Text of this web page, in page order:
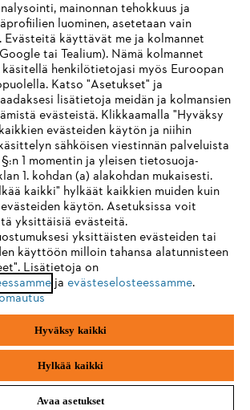
Tietosuojakäytäntö Impressum
Oikeudelliset tiedot
WIRD NICHT
den wir noch nicht unterstützen. Für
unserer Seite empfehlen wir Ihnen, zu
Browser zu wechseln:
Chrome
mainonnan tehokkuus ja
luominen, asetetaan vain
Evästeitä käyttävät me ja kolmannet
tai Tealium). Nämä kolmannet
henkilötietojasi myös Euroopan
Katso "Asetukset" ja
lisätietoja meidän ja kolmansien
evästeistä. Klikkaamalla "Hyväksy
evästeiden käytön ja niihin
sähköisen viestinnän palveluista
1 momentin ja yleisen tietosuoja-
1. kohdan (a) alakohdan mukaisesti.
kaikki" hylkäät kaikkien muiden kuin
käytön. Asetuksissa voit
yksittäisiä evästeitä.
yksittäisten evästeiden tai
käyttöön milloin tahansa alatunnisteen
Lisätietoja on
ja evästeselosteessamme.
Hyväksy kaikki
Hylkää kaikki
Avaa asetukset